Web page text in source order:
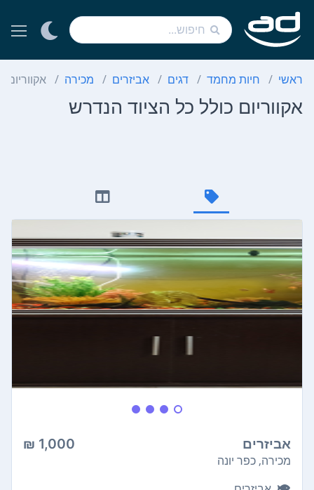
ראשי חיות מחמד דגים אביזרים מכירה אקווריום
אקווריום כולל כל הציוד הנדרש
אביזרים 1,000 ₪
מכירה, כפר יונה